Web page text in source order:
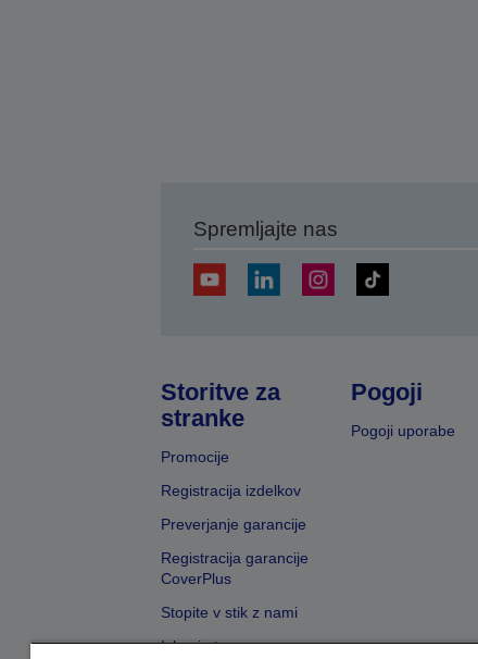
Spremljajte nas
Storitve za
stranke
Promocije
Registracija izdelkov
Preverjanje garancije
Registracija garancije
CoverPlus
Stopite v stik z nami
Iskanje trgovcev
Pogoji
Pogoji uporabe